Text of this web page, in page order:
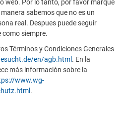
web. Por lo tanto, por favor marque
sabemos que no es un
real. Despues puede seguir
como siempre.
Términos y Condiciones Generales
en/agb.html . En la
más información sobre la
www.wg-
.